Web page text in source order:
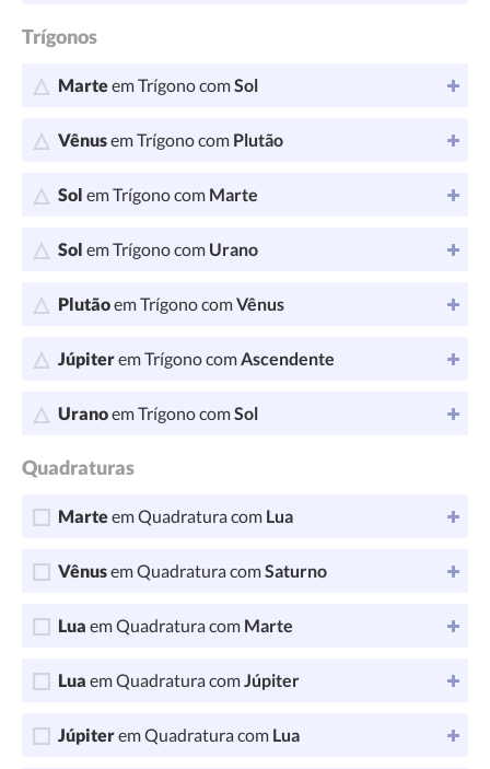
Trígonos
Marteem Trígono comSol
Vênusem Trígono com Plutão
Sol em Trígono com Marte
Sol em Trígono com Urano
Plutãoem Trígono comVênus
Júpiterem Trígono comAscendente
Uranoem Trígono comSol
Quadraturas
Marteem Quadratura com Lua
Vênusem Quadratura comSaturno
Lua em Quadratura com Marte
Lua em Quadratura comJúpiter
Júpiterem Quadratura com Lua